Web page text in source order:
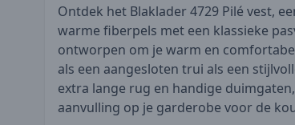
Ontdek het Blaklader 4729 Pilé vest,
warme fiberpels met een klassieke
ontworpen om je warm en
als een aangesloten trui als een
extra lange rug en handige
aanvulling op je garderobe voor de